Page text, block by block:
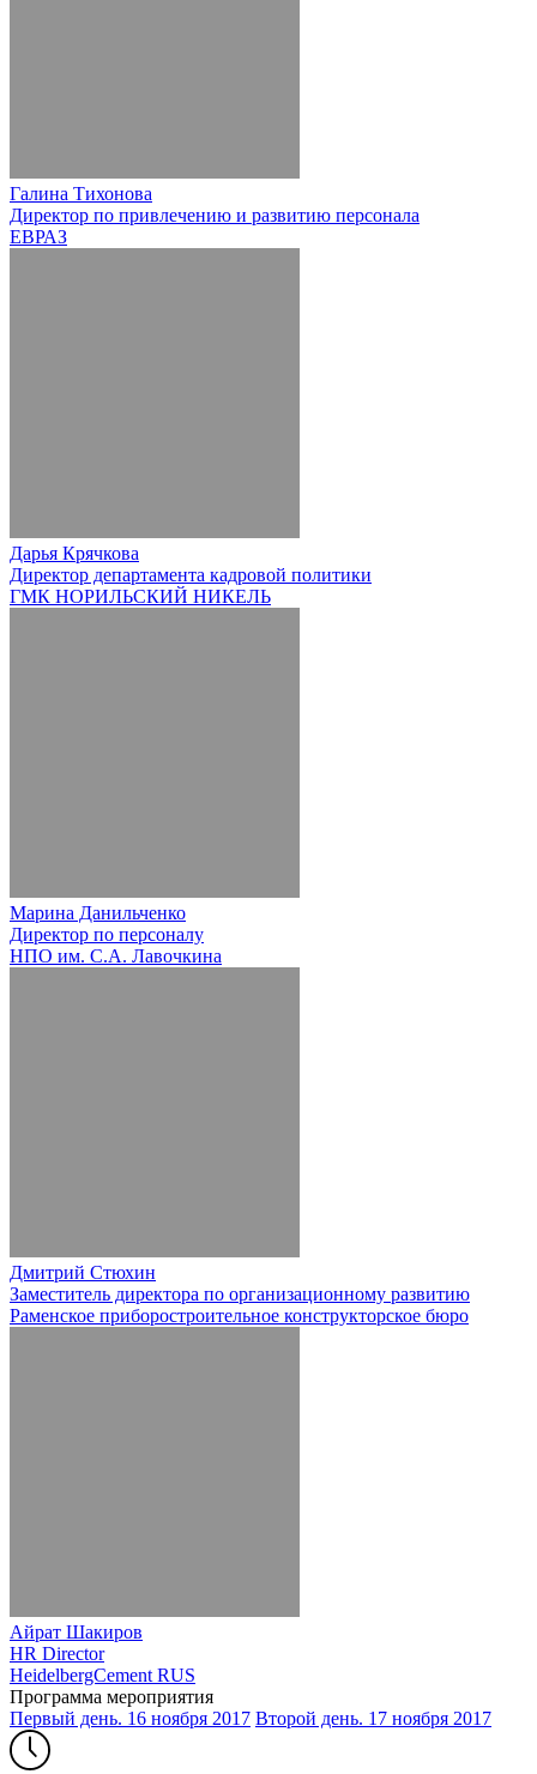
Галина Тихонова
Директор по привлечению и развитию персонала
ЕВРАЗ
Дарья Крячкова
Директор департамента кадровой политики
ГМК НОРИЛЬСКИЙ НИКЕЛЬ
Марина Данильченко
Директор по персоналу
НПО им. С.А. Лавочкина
Дмитрий Стюхин
Заместитель директора по организационному развитию
Раменское приборостроительное конструкторское бюро
Айрат Шакиров
HR Director
HeidelbergCement RUS
Программа мероприятия
Первый день. 16 ноября 2017 Второй день. 17 ноября 2017